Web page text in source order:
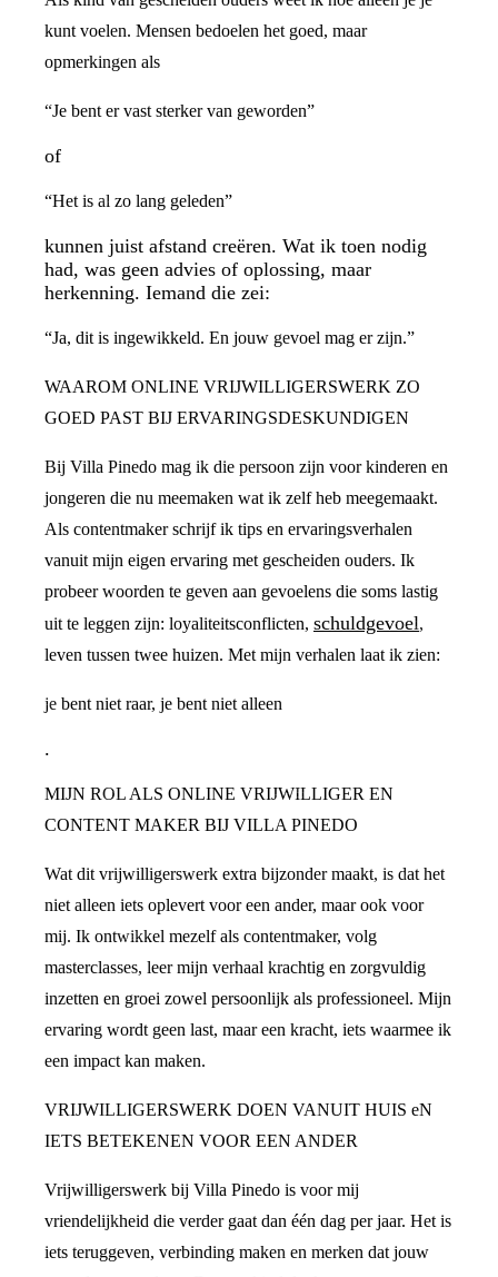
kunt voelen. Mensen bedoelen het goed, maar
opmerkingen als
“Je bent er vast sterker van geworden”
of
“Het is al zo lang geleden”
kunnen juist afstand creëren. Wat ik toen nodig
had, was geen advies of oplossing, maar
herkenning. Iemand die zei:
“Ja, dit is ingewikkeld. En jouw gevoel mag er zijn.”
WAAROM ONLINE VRIJWILLIGERSWERK ZO
GOED PAST BIJ ERVARINGSDESKUNDIGEN
Bij Villa Pinedo mag ik die persoon zijn voor kinderen en
jongeren die nu meemaken wat ik zelf heb meegemaakt.
Als contentmaker schrijf ik tips en ervaringsverhalen
vanuit mijn eigen ervaring met gescheiden ouders. Ik
probeer woorden te geven aan gevoelens die soms lastig
uit te leggen zijn: loyaliteitsconflicten, schuldgevoel,
leven tussen twee huizen. Met mijn verhalen laat ik zien:
je bent niet raar, je bent niet alleen
.
MIJN ROL ALS ONLINE VRIJWILLIGER EN
CONTENT MAKER BIJ VILLA PINEDO
Wat dit vrijwilligerswerk extra bijzonder maakt, is dat het
niet alleen iets oplevert voor een ander, maar ook voor
mij. Ik ontwikkel mezelf als contentmaker, volg
masterclasses, leer mijn verhaal krachtig en zorgvuldig
inzetten en groei zowel persoonlijk als professioneel. Mijn
ervaring wordt geen last, maar een kracht, iets waarmee ik
een impact kan maken.
VRIJWILLIGERSWERK DOEN VANUIT HUIS eN
IETS BETEKENEN VOOR EEN ANDER
Vrijwilligerswerk bij Villa Pinedo is voor mij
vriendelijkheid die verder gaat dan één dag per jaar. Het is
iets teruggeven, verbinding maken en merken dat jouw